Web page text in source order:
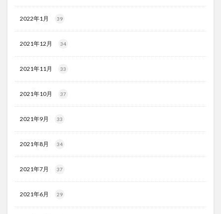
2022年1月 39
2021年12月 34
2021年11月 33
2021年10月 37
2021年9月 33
2021年8月 34
2021年7月 37
2021年6月 29